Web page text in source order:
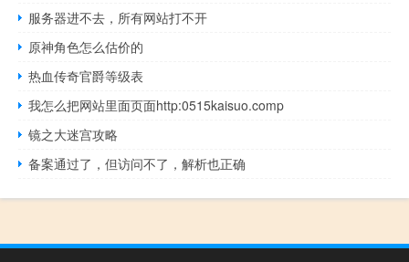
服务器进不去，所有网站打不开
原神角色怎么估价的
热血传奇官爵等级表
我怎么把网站里面页面http:0515kaisuo.comp
镜之大迷宫攻略
备案通过了，但访问不了，解析也正确